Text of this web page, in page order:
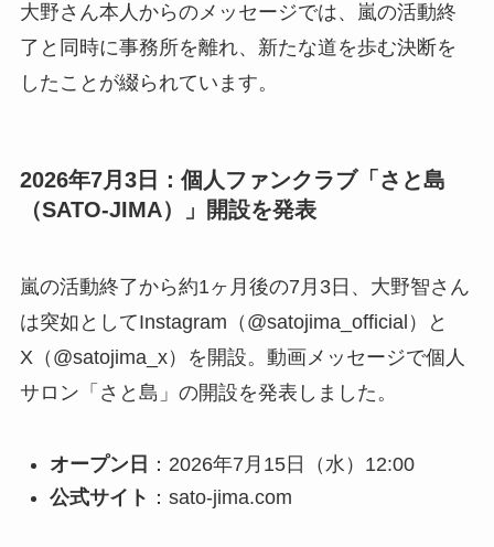
大野さん本人からのメッセージでは、嵐の活動終
了と同時に事務所を離れ、新たな道を歩む決断を
したことが綴られています。
2026年7月3日：個人ファンクラブ「さと島
（SATO-JIMA）」開設を発表
嵐の活動終了から約1ヶ月後の7月3日、大野智さん
は突如としてInstagram（@satojima_official）と
X（@satojima_x）を開設。動画メッセージで個人
サロン「さと島」の開設を発表しました。
オープン日 ：2026年7月15日（水）12:00
公式サイト ：sato-jima.com